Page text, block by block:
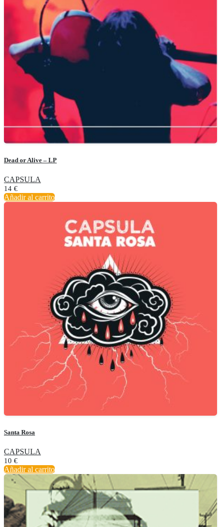
Dead or Alive – LP
CAPSULA
14 €
Añadir al carrito
Santa Rosa
CAPSULA
10 €
Añadir al carrito